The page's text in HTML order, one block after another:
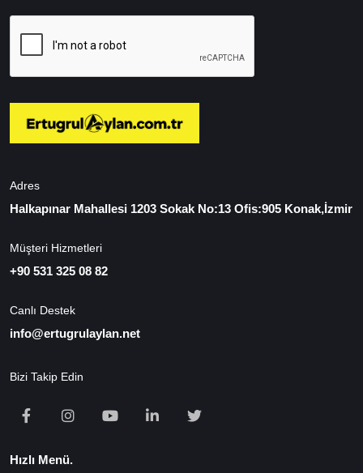
Adres
Halkapınar Mahallesi 1203 Sokak No:13 Ofis:905 Konak,İzmir
Müşteri Hizmetleri
+90 531 325 08 82
Canlı Destek
info@ertugrulaylan.net
Bizi Takip Edin
Hızlı Menü.